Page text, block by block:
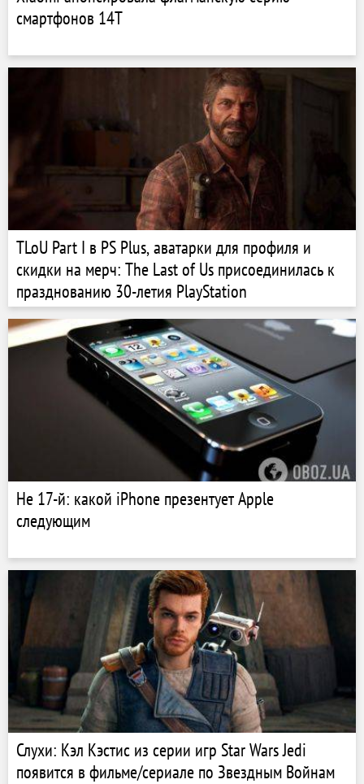
смартфонов 14T
TLoU Part I в PS Plus, аватарки для профиля и
скидки на мерч: The Last of Us присоединилась к
празднованию 30-летия PlayStation
Не 17-й: какой iPhone презентует Apple
следующим
Слухи: Кэл Кэстис из серии игр Star Wars Jedi
появится в фильме/сериале по Звездным Войнам